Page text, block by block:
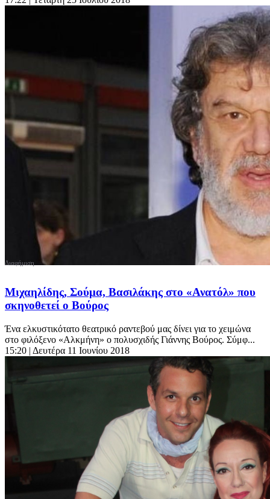
Μιχαηλίδης, Σούμα, Βασιλάκης στο «Ανατόλ» που
σκηνοθετεί ο Βούρος
Ένα ελκυστικότατο θεατρικό ραντεβού μας δίνει για το χειμώνα
στο φιλόξενο «Αλκμήνη» ο πολυσχιδής Γιάννης Βούρος. Σύμφ...
15:20 | Δευτέρα 11 Ιουνίου 2018